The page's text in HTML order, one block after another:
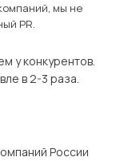
мы не
PR.
у конкурентов.
в 2-3 раза.
России